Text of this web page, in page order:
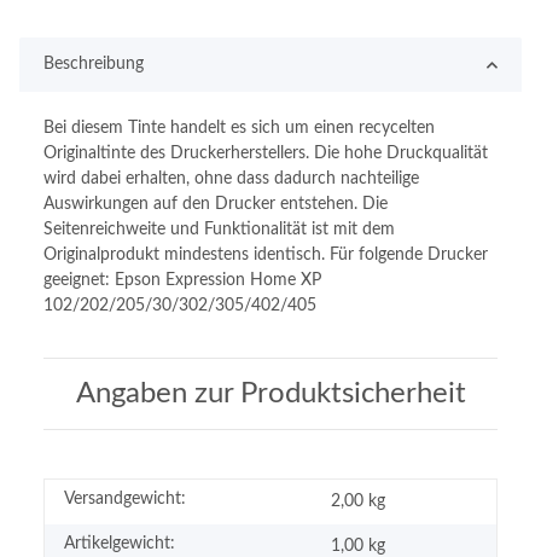
Beschreibung
Bei diesem Tinte handelt es sich um einen recycelten
Originaltinte des Druckerherstellers. Die hohe Druckqualität
wird dabei erhalten, ohne dass dadurch nachteilige
Auswirkungen auf den Drucker entstehen. Die
Seitenreichweite und Funktionalität ist mit dem
Originalprodukt mindestens identisch. Für folgende Drucker
geeignet: Epson Expression Home XP
102/202/205/30/302/305/402/405
Angaben zur Produktsicherheit
Versandgewicht: 2,00 kg
Artikelgewicht: 1,00 kg